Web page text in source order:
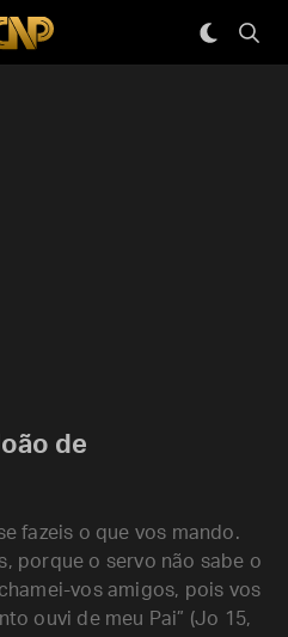
de
fazeis o que vos mando.
porque o servo não sabe o
vos amigos, pois vos
ouvi de meu Pai” (Jo 15,